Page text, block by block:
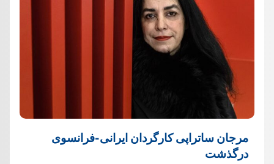
مرجان ساتراپی کارگردان ایرانی-فرانسوی
درگذشت